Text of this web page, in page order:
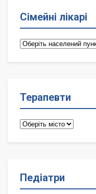
Сімейні лікарі
Сімейні
Терапевти
Терапевти
Педіатри